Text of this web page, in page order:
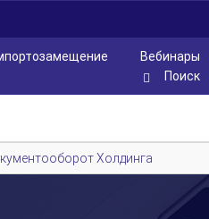
Вебинары
Поиск
Холдинга